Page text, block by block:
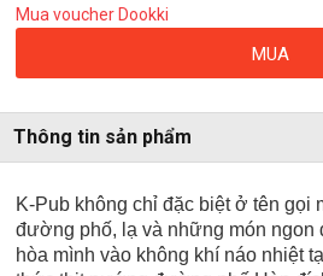
Mua voucher Dookki
MUA
Thông tin sản phẩm
K-Pub không chỉ đặc biệt ở tên gọi
đường phố, lạ và những món ngon
hòa mình vào không khí náo nhiệt